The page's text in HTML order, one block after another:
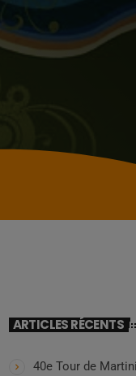
ARTICLES RÉCENTS
40e Tour de